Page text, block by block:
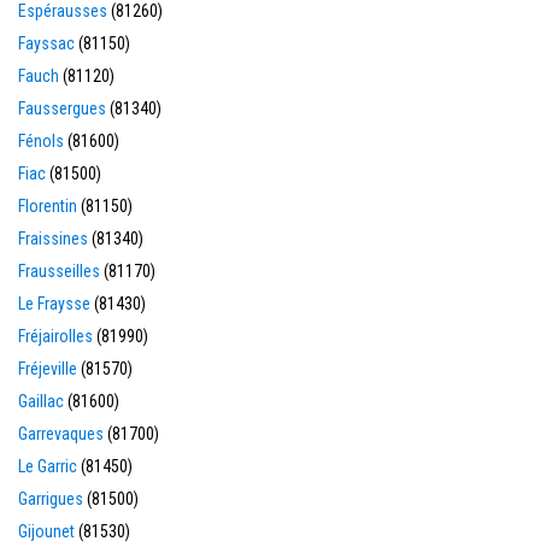
Espérausses (81260)
Fayssac(81150)
Fauch (81120)
Faussergues (81340)
Fénols (81600)
Fiac(81500)
Florentin (81150)
Fraissines (81340)
Frausseilles (81170)
Le Fraysse (81430)
Fréjairolles (81990)
Fréjeville (81570)
Gaillac(81600)
Garrevaques (81700)
Le Garric(81450)
Garrigues (81500)
Gijounet(81530)